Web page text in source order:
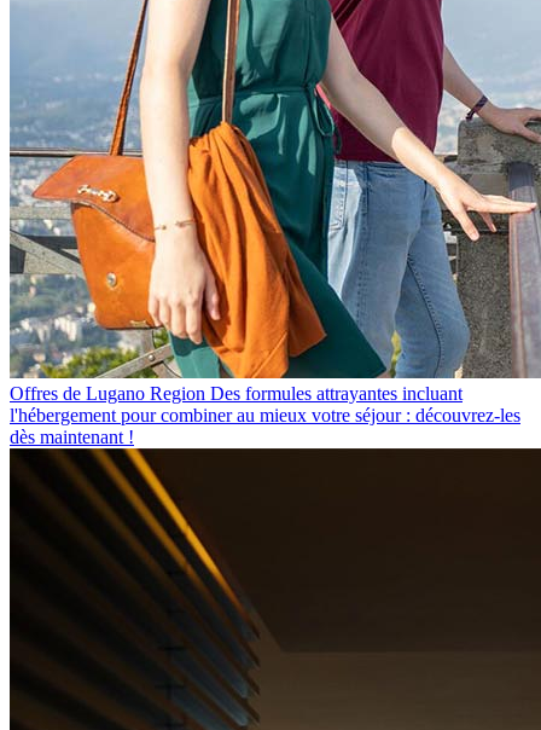
Offres de Lugano Region Des formules attrayantes incluant
l'hébergement pour combiner au mieux votre séjour : découvrez-les
dès maintenant !